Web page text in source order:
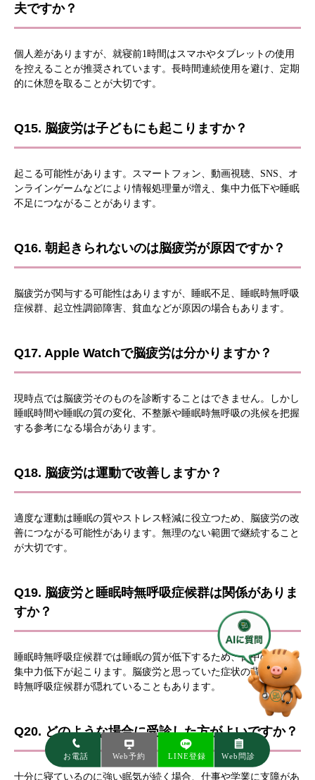
夫ですか？
個人差がありますが、就寝前1時間はスマホやタブレットの使用
を控えることが推奨されています。長時間連続使用を避け、定期
的に休憩を取ることが大切です。
Q15. 脳疲労は子どもにも起こりますか？
起こる可能性があります。スマートフォン、動画視聴、SNS、オ
ンラインゲームなどにより情報処理量が増え、集中力低下や睡眠
不足につながることがあります。
Q16. 朝起きられないのは脳疲労が原因ですか？
脳疲労が関与する可能性はありますが、睡眠不足、睡眠時無呼吸
症候群、起立性調節障害、貧血などが原因の場合もあります。
Q17. Apple Watchで脳疲労は分かりますか？
現時点では脳疲労そのものを診断することはできません。しかし
睡眠時間や睡眠の質の変化、不整脈や睡眠時無呼吸の兆候を把握
する参考になる場合があります。
Q18. 脳疲労は運動で改善しますか？
適度な運動は睡眠の質やストレス軽減に役立つため、脳疲労の改
善につながる可能性があります。無理のない範囲で継続すること
が大切です。
Q19. 脳疲労と睡眠時無呼吸症候群は関係がありま
すか？
睡眠時無呼吸症候群では睡眠の質が低下するため、日中の眠気や
集中力低下が起こります。脳疲労と思っていた症状の背景に睡眠
時無呼吸症候群が隠れていることもあります。
Q20. どのような場合に受診した方がよいですか？
十分に寝ているのに強い眠気が続く場合、仕事や学業に支障があ